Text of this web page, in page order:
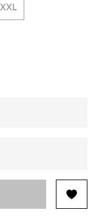
XXL